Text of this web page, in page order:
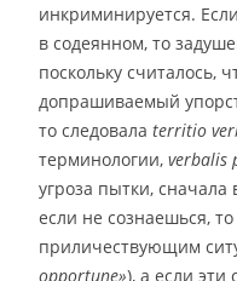
инкриминируется.
в содеянном, то
поскольку считалось,
допрашиваемый
то следовала territio
терминологии, verbalis
угроза пытки,
если не сознаешься,
приличествующим
opportune»), а если эти